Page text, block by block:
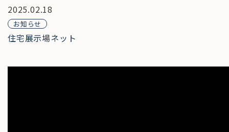
2025.02.18
お知らせ
住宅展示場ネット